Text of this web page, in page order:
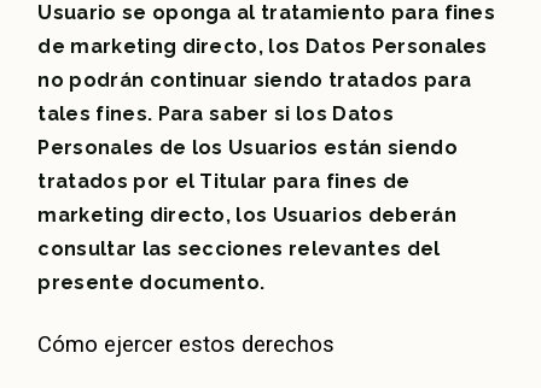
Usuario se oponga al tratamiento para fines
de marketing directo, los Datos Personales
no podrán continuar siendo tratados para
tales fines. Para saber si los Datos
Personales de los Usuarios están siendo
tratados por el Titular para fines de
marketing directo, los Usuarios deberán
consultar las secciones relevantes del
presente documento.
Cómo ejercer estos derechos